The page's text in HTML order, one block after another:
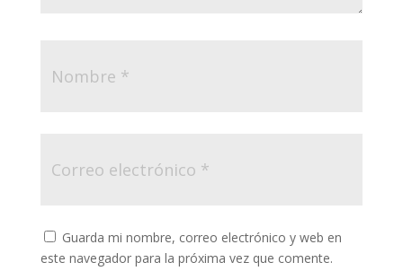
Guarda mi nombre, correo electrónico y web en
este navegador para la próxima vez que comente.